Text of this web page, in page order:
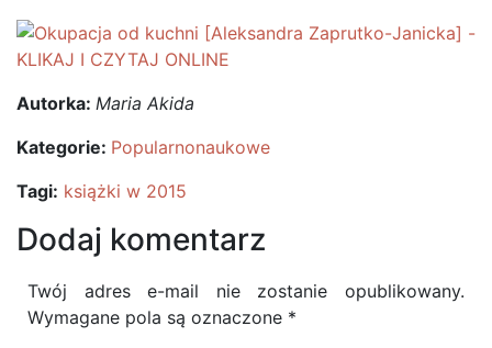
Autorka: Maria Akida
Kategorie: Popularnonaukowe
Tagi: książki w 2015
Dodaj komentarz
Twój adres e-mail nie zostanie opublikowany.
Wymagane pola są oznaczone *